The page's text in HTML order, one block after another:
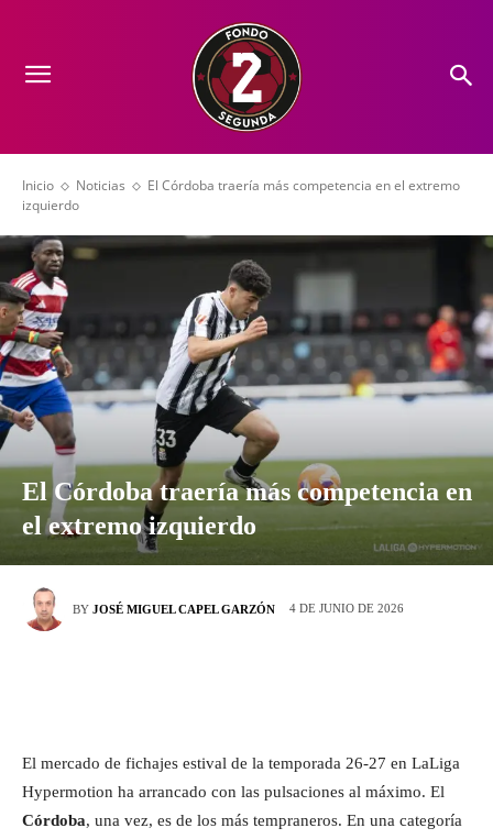
Inicio Noticias
El Córdoba traería más competencia en el extremo
izquierdo
El Córdoba traería más competencia en
el extremo izquierdo
BY JOSÉ MIGUEL CAPEL GARZÓN 4 DE JUNIO DE 2026
El mercado de fichajes estival de la temporada 26-27 en LaLiga
Hypermotion ha arrancado con las pulsaciones al máximo. El
Córdoba, una vez, es de los más tempraneros. En una categoría